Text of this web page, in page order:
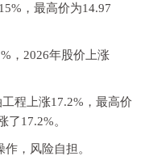
，最高价为14.97
，2026年股价上涨
程上涨17.2%，最高价
了17.2%。
，风险自担。